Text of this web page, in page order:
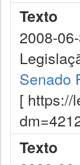
Texto
2008-
Senado
[ https://
Texto